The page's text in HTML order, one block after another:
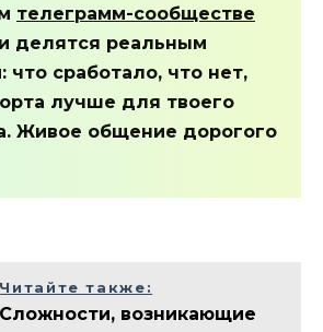
телеграмм-сообществе
делятся реальным
что сработало, что нет,
лучше для твоего
Живое общение дорогого
Читайте также:
Сложности, возникающие